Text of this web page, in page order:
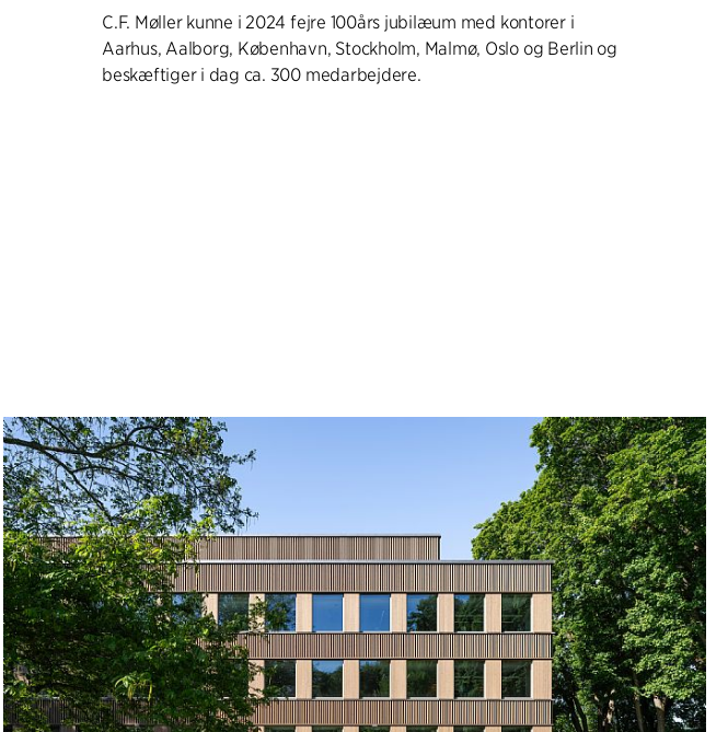
C.F. Møller kunne i 2024 fejre 100års jubilæum med kontorer i
Aarhus, Aalborg, København, Stockholm, Malmø, Oslo og Berlin og
beskæftiger i dag ca. 300 medarbejdere.